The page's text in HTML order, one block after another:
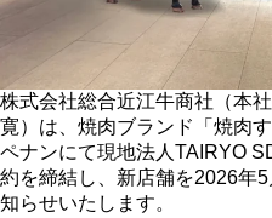
株式会社総合近江牛商社（本
寛）は、焼肉ブランド「焼肉
ペナンにて現地法人TAIRYO
約を締結し、新店舗を2026年
知らせいたします。